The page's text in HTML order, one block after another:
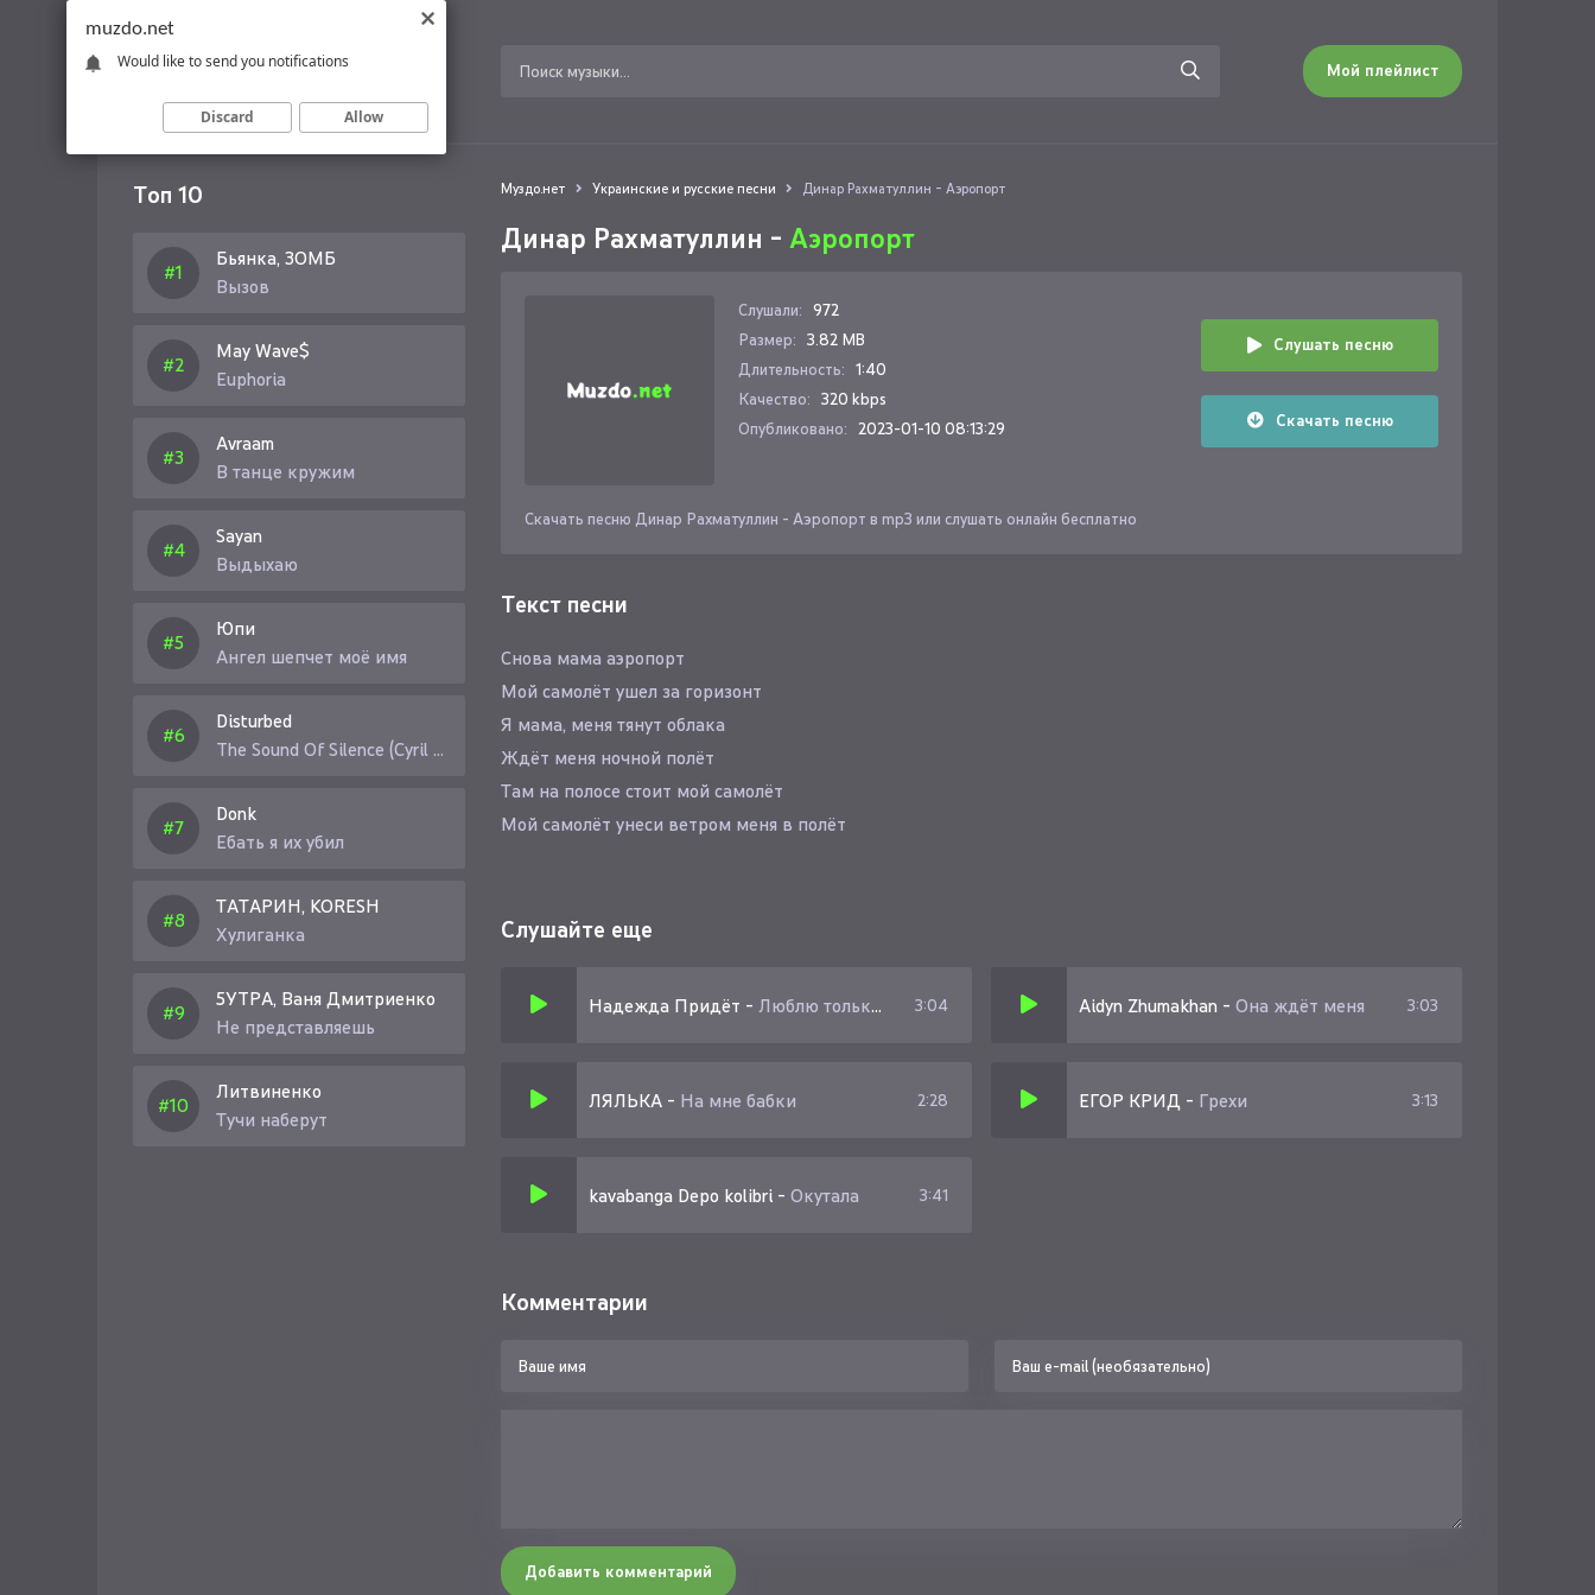
Мой плейлист
Топ 10
Бьянка, ЗОМБ
Вызов
May Wave$
Euphoria
Avraam
В танце кружим
Sayan
Выдыхаю
Юпи
Ангел шепчет моё имя
Disturbed
The Sound Of Silence (Cyril Riley Remix)
Donk
Ебать я их убил
ТАТАРИН, KORESH
Хулиганка
5УТРА, Ваня Дмитриенко
Не представляешь
Литвиненко
Тучи наберут
Муздо.нет Украинские и русские песни Динар Рахматуллин - Аэропорт
Динар Рахматуллин - Аэропорт
Слушали: 972
Размер: 3.82 MB
Длительность: 1:40
Качество: 320 kbps
Опубликовано: 2023-01-10 08:13:29
Слушать песню
Скачать песню
Скачать песню Динар Рахматуллин - Аэропорт в mp3 или слушать онлайн бесплатно
Текст песни
Снова мама аэропорт
Мой самолёт ушел за горизонт
Я мама, меня тянут облака
Ждёт меня ночной полёт
Там на полосе стоит мой самолёт
Мой самолёт унеси ветром меня в полёт
Ведь до рассвета
Ведь до рассвета только за окном огни
А как доеду наберу тебе, flow mee
А дождь за окном все будто знает
Слушайте еще
Надежда Придёт - Люблю только кота 3:04 Aidyn Zhumakhan -Она ждёт меня 3:03
ЛЯЛЬКА - На мне бабки 2:28 ЕГОР КРИД - Грехи 3:13
kavabanga Depo kolibri - Окутала 3:41
Комментарии
Добавить комментарий
muzdo.net
Would like to send you notifications
Discard Allow